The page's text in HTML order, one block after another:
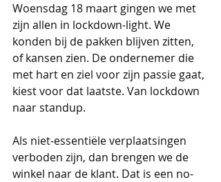
Woensdag 18 maart gingen we met
zijn allen in lockdown-light. We
konden bij de pakken blijven zitten,
of kansen zien. De ondernemer die
met hart en ziel voor zijn passie gaat,
kiest voor dat laatste. Van lockdown
naar standup.
Als niet-essentiële verplaatsingen
verboden zijn, dan brengen we de
winkel naar de klant. Dat is een no-